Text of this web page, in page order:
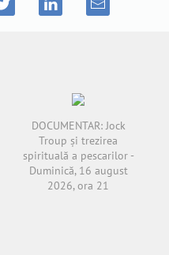
DOCUMENTAR: Jock
Troup și trezirea
spirituală a pescarilor -
Duminică, 16 august
2026, ora 21